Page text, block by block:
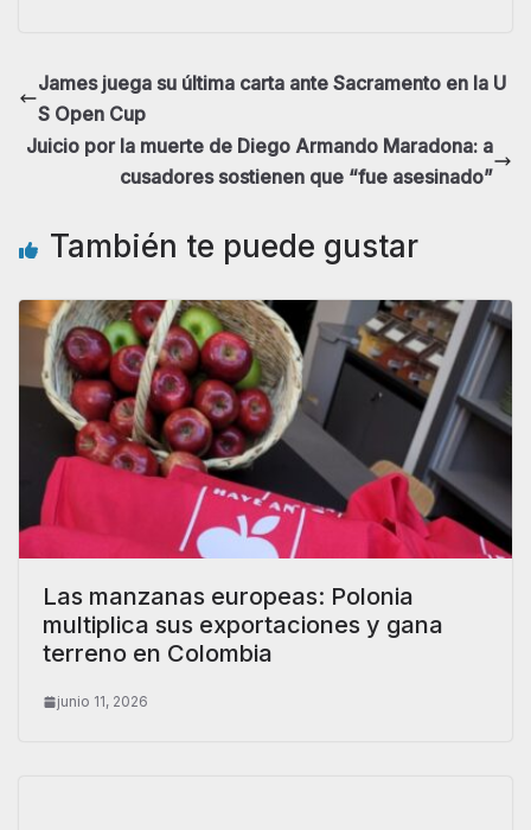
James juega su última carta ante Sacramento en la U
S Open Cup
Juicio por la muerte de Diego Armando Maradona: a
cusadores sostienen que “fue asesinado”
También te puede gustar
Las manzanas europeas: Polonia
multiplica sus exportaciones y gana
terreno en Colombia
junio 11, 2026